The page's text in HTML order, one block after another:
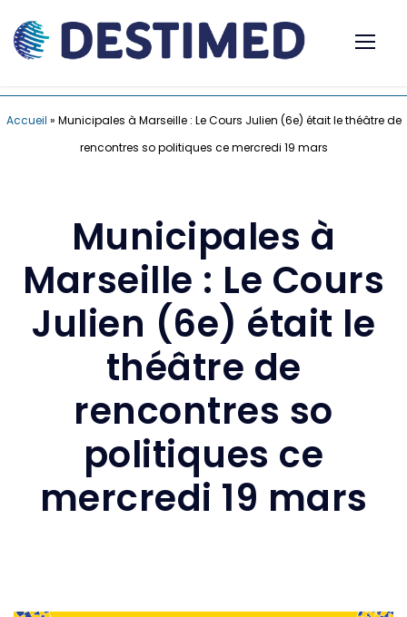
Accueil » Municipales à Marseille : Le Cours Julien (6e) était le théâtre de
rencontres so politiques ce mercredi 19 mars
Municipales à
Marseille : Le Cours
Julien (6e) était le
théâtre de
rencontres so
politiques ce
mercredi 19 mars